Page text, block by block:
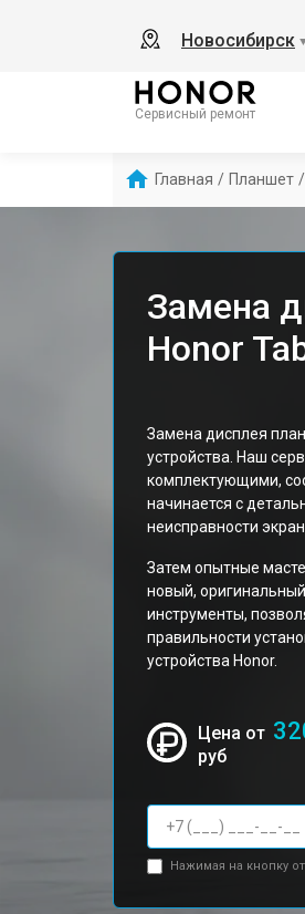
Новосибирск
Сервисный ремонт
Главная / Планшет /
Замена
Honor
Замена дисплея
устройства. Наш
комплектующими,
начинается с
неисправности
Затем опытные
новый,
инструменты,
правильности
устройства Honor.
Цена от
руб
Нажимая на кнопку